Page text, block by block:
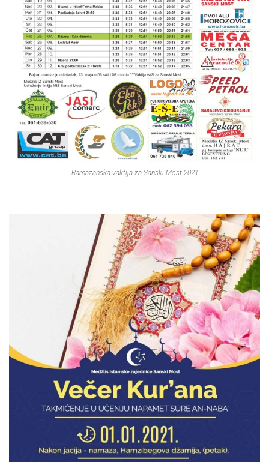
Ramazanska vaktija za Sanski Most 2021